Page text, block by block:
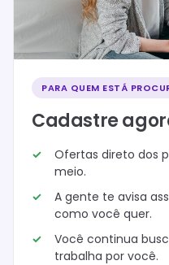
PARA QUEM ESTÁ
Cadastre
Ofertas direto dos
meio.
A gente te avisa
como você quer.
Você continua
trabalha por você.